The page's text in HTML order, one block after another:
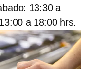
13:30 a
a 18:00 hrs.